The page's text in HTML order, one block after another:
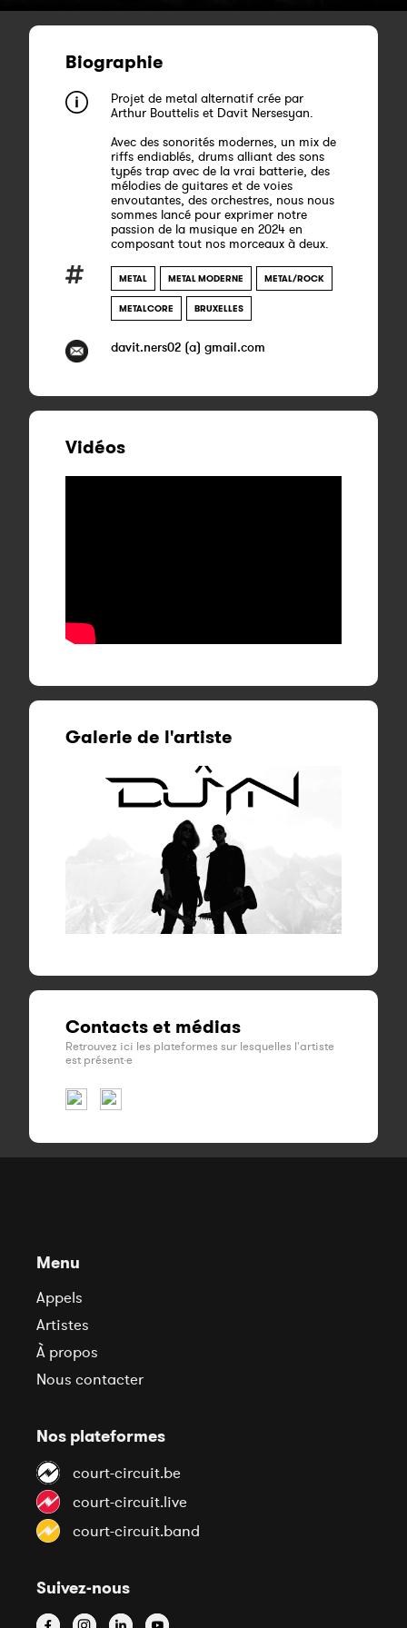
Biographie
Projet de metal alternatif crée par
Arthur Bouttelis et Davit Nersesyan.
Avec des sonorités modernes, un mix de
riffs endiablés, drums alliant des sons
typés trap avec de la vrai batterie, des
mélodies de guitares et de voies
envoutantes, des orchestres, nous nous
sommes lancé pour exprimer notre
passion de la musique en 2024 en
composant tout nos morceaux à deux.
METAL METAL MODERNE METAL/ROCK
METALCORE BRUXELLES
davit.ners02 (a) gmail.com
Vidéos
Galerie de l'artiste
Contacts et médias
Retrouvez ici les plateformes sur lesquelles l'artiste
est présent·e
Menu
Appels
Artistes
À propos
Nous contacter
Nos plateformes
court-circuit.be
court-circuit.live
court-circuit.band
Suivez-nous